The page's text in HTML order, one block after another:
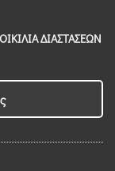
ΔΙΑΣΤΑΣΕΩΝ